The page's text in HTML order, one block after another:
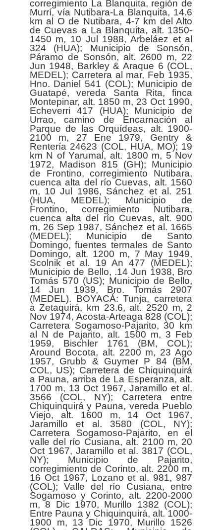
corregimiento La Blanquita, región de
Murrí, vía Nutibara-La Blanquita, 14.6
km al O de Nutibara, 4-7 km del Alto
de Cuevas a La Blanquita, alt. 1350-
1450 m, 10 Jul 1988, Arbeláez et al
324 (HUA); Municipio de Sonsón,
Páramo de Sonsón, alt. 2600 m, 22
Jun 1948, Barkley & Araque 6 (COL,
MEDEL); Carretera al mar, Feb 1935,
Hno. Daniel 541 (COL); Municipio de
Guatapé, vereda Santa Rita, finca
Montepinar, alt. 1850 m, 23 Oct 1990,
Echeverri 417 (HUA); Municipio de
Urrao, camino de Encarnación al
Parque de las Orquídeas, alt. 1900-
2100 m, 27 Ene 1979, Gentry &
Rentería 24623 (COL, HUA, MO); 19
km N of Yarumal, alt. 1800 m, 5 Nov
1972, Madison 815 (GH); Municipio
de Frontino, corregimiento Nutibara,
cuenca alta del río Cuevas, alt. 1560
m, 10 Jul 1986, Sánchez et al. 251
(HUA, MEDEL); Municipio de
Frontino, corregimiento Nutibara,
cuenca alta del río Cuevas, alt. 900
m, 26 Sep 1987, Sánchez et al. 1665
(MEDEL); Municipio de Santo
Domingo, fuentes termales de Santo
Domingo, alt. 1200 m, 7 May 1949,
Scolnik et al. 19 An 477 (MEDEL);
Municipio de Bello, .14 Jun 1938, Bro
Tomás 570 (US); Municipio de Bello,
14 Jun 1939, Bro. Tomás 2907
(MEDEL). BOYACÁ: Tunja, carretera
a Zetaquirá, km 23.6, alt. 2520 m, 2
Nov 1974, Acosta-Arteaga 828 (COL);
Carretera Sogamoso-Pajarito, 30 km
al N de Pajarito, alt. 1500 m, 3 Feb
1959, Bischler 1761 (BM, COL);
Around Bocota, alt. 2200 m, 23 Ago
1957, Grubb & Guymer P 84 (BM,
COL, US); Carretera de Chiquinquirá
a Pauna, arriba de La Esperanza, alt.
1700 m, 13 Oct 1967, Jaramillo et al.
3566 (COL, NY); Carretera entre
Chiquinquirá y Pauna, vereda Pueblo
Viejo, alt. 1600 m, 14 Oct 1967,
Jaramillo et al. 3580 (COL, NY);
Carretera Sogamoso-Pajarito, en el
valle del río Cusiana, alt. 2100 m, 20
Oct 1967, Jaramillo et al. 3817 (COL,
NY); Municipio de Pajarito,
corregimiento de Corinto, alt. 2200 m,
16 Oct 1967, Lozano et al. 981, 987
(COL); Valle del río Cusiana, entre
Sogamoso y Corinto, alt. 2200-2000
m, 8 Dic 1970, Murillo 1382 (COL);
Entre Pauna y Chiquinquirá, alt. 1000-
1900 m, 13 Dic 1970, Murillo 1526